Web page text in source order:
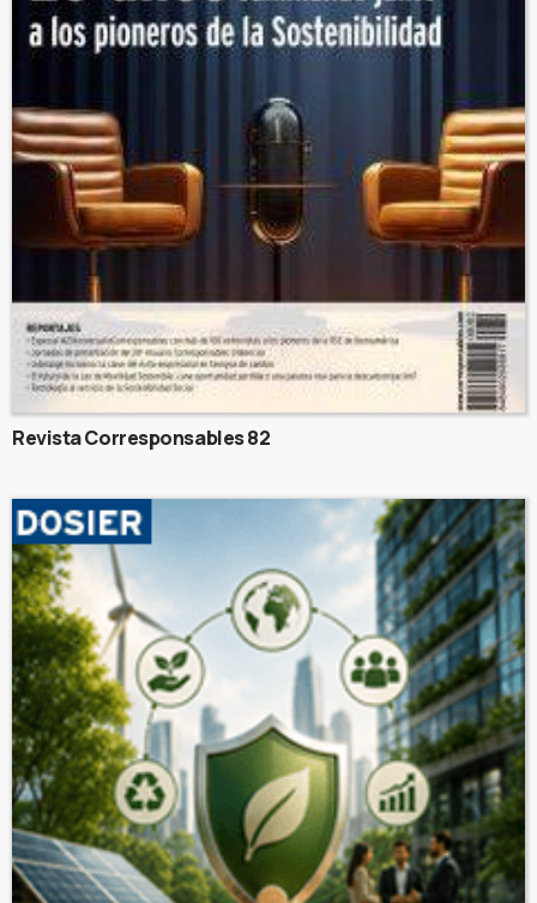
Revista Corresponsables 82